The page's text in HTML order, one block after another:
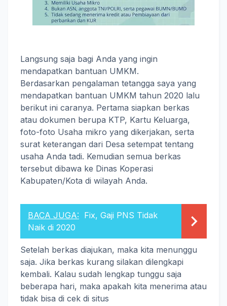
Langsung saja bagi Anda yang ingin
mendapatkan bantuan UMKM.
Berdasarkan pengalaman tetangga saya yang
mendapatkan bantuan UMKM tahun 2020 lalu
berikut ini caranya. Pertama siapkan berkas
atau dokumen berupa KTP, Kartu Keluarga,
foto-foto Usaha mikro yang dikerjakan, serta
surat keterangan dari Desa setempat tentang
usaha Anda tadi. Kemudian semua berkas
tersebut dibawa ke Dinas Koperasi
Kabupaten/Kota di wilayah Anda.
BACA JUGA: Fix, Gaji PNS Tidak
Naik di 2020
Setelah berkas diajukan, maka kita menunggu
saja. Jika berkas kurang silakan dilengkapi
kembali. Kalau sudah lengkap tunggu saja
beberapa hari, maka apakah kita menerima atau
tidak bisa di cek di situs